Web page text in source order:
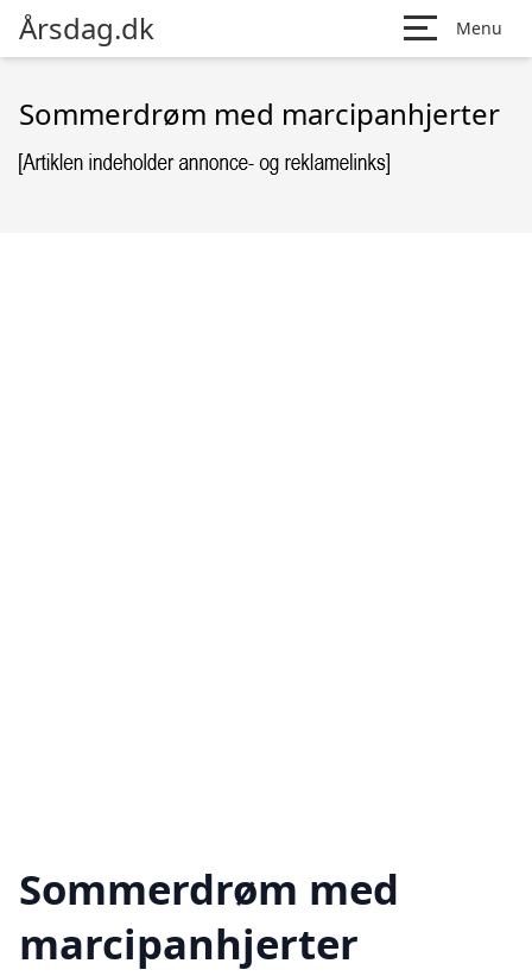
Årsdag.dk Menu
Sommerdrøm med marcipanhjerter
Sommerdrøm med
marcipanhjerter